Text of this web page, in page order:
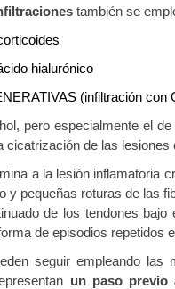
también se
hialurónico
(infiltración con
pero especialmente el
cicatrización de las lesiones
a la lesión inflamatoria
y pequeñas roturas de las
de los tendones
de episodios repetidos
seguir empleando las
un paso previo